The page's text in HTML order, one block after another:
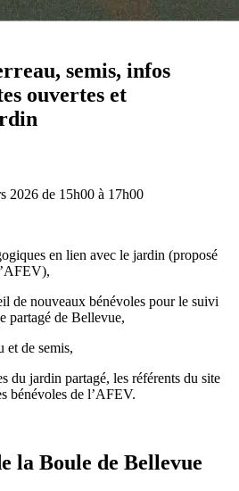
semis, infos
ouvertes et
2026 de 15h00 à 17h00
en lien avec le jardin (proposé
de nouveaux bénévoles pour le suivi
partagé de Bellevue,
et de semis,
du jardin partagé, les référents du site
bénévoles de l’AFEV.
la Boule de Bellevue